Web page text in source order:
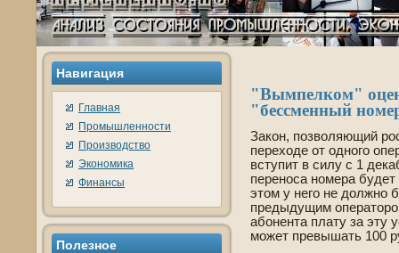
Навигация
Главная
Промышленности
Производство
Экономика
Финансы
Полезное
"Вымпелком"
"бессменный
Закон, позволяющий
переходе­ от одного
вступит в силу с 1
переноса номера
этом у него не должно
предыдущим
абонента плату за эту
может превышать 100